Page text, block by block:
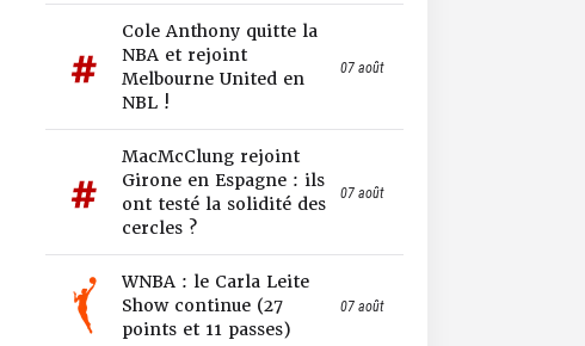
Cole Anthony quitte la
NBA et rejoint
Melbourne United en
NBL !
07 août
MacMcClung rejoint
Girone en Espagne : ils
ont testé la solidité des
cercles ?
07 août
WNBA : le Carla Leite
Show continue (27
points et 11 passes)
07 août